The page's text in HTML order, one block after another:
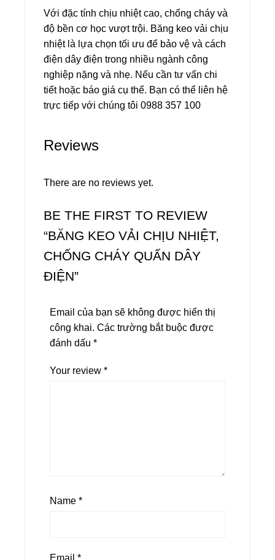
Với đặc tính chịu nhiệt cao, chống cháy và
độ bền cơ học vượt trội. Băng keo vải chịu
nhiệt là lựa chọn tối ưu để bảo vệ và cách
điện dây điện trong nhiều ngành công
nghiệp nặng và nhẹ. Nếu cần tư vấn chi
tiết hoặc báo giá cụ thể. Bạn có thể liên hệ
trực tiếp với chúng tôi 0988 357 100
Reviews
There are no reviews yet.
BE THE FIRST TO REVIEW
“BĂNG KEO VẢI CHỊU NHIỆT,
CHỐNG CHÁY QUẤN DÂY
ĐIỆN”
Email của bạn sẽ không được hiển thị
công khai. Các trường bắt buộc được
đánh dấu *
Your review *
Name *